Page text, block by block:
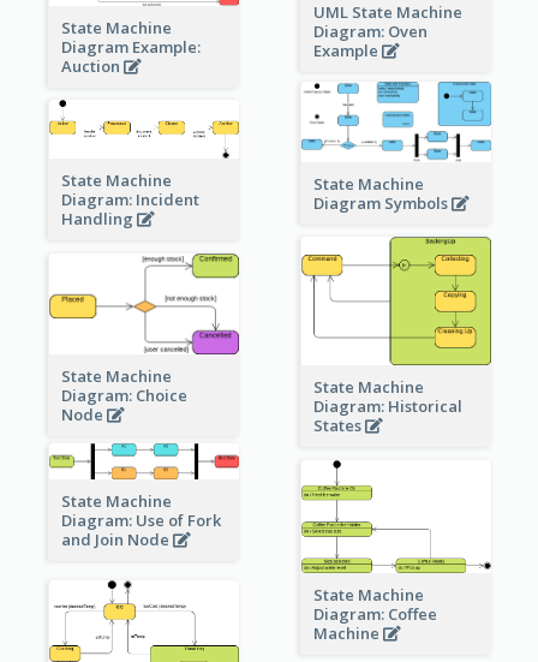
UML State Machine
Diagram: Oven
Example
State Machine
Diagram Example:
Auction
State Machine
Diagram Symbols
State Machine
Diagram: Incident
Handling
State Machine
Diagram: Historical
States
State Machine
Diagram: Choice
Node
State Machine
Diagram: Use of Fork
and Join Node
State Machine
Diagram: Coffee
Machine